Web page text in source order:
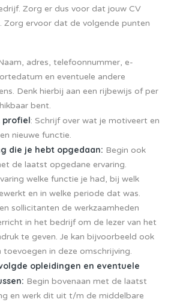
Zorg er dus voor dat jouw CV
Zorg ervoor dat de volgende punten
adres, telefoonnummer, e-
en eventuele andere
Denk hierbij aan een rijbewijs of per
bent.
profiel: Schrijf over wat je motiveert en
nieuwe functie.
die je hebt opgedaan: Begin ook
de laatst opgedane ervaring.
welke functie je had, bij welk
en in welke periode dat was.
sollicitanten de werkzaamheden
in het bedrijf om de lezer van het
te geven. Je kan bijvoorbeeld ook
toevoegen in deze omschrijving.
opleidingen en eventuele
Begin bovenaan met de laatst
en werk dit uit t/m de middelbare